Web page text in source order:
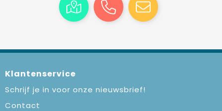
Klantenservice
Schrijf je in voor onze nieuwsbrief!
Contact